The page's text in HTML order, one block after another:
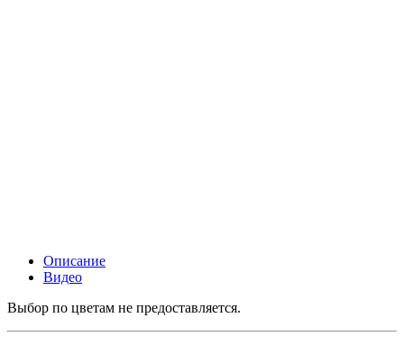
Описание
Видео
Выбор по цветам не предоставляется.